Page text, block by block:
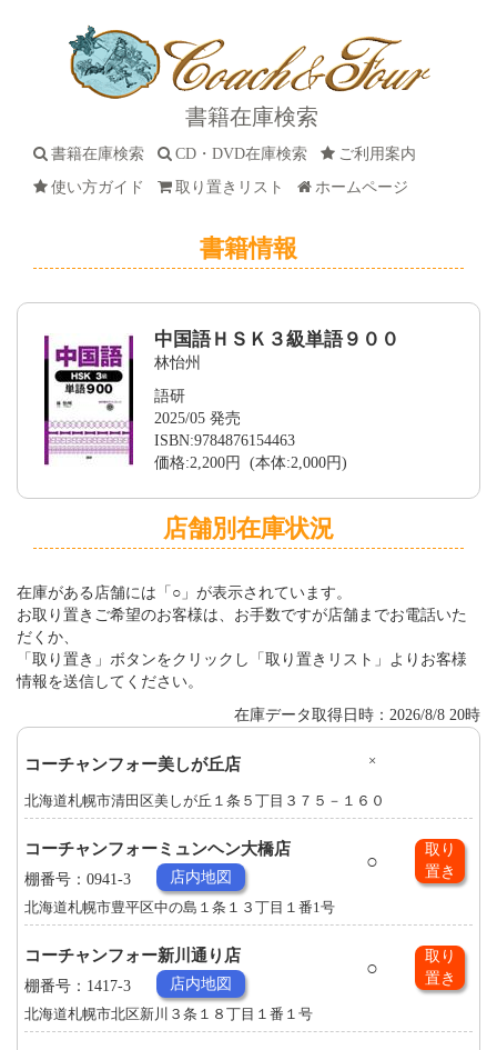
書籍在庫検索
書籍在庫検索 CD・DVD在庫検索
ご利用案内
使い方ガイド
取り置きリスト ホームページ
書籍情報
中国語ＨＳＫ３級単語９００
林怡州
語研
2025/05 発売
ISBN:9784876154463
価格:2,200円 (本体:2,000円)
店舗別在庫状況
在庫がある店舗には「○」が表示されています。
お取り置きご希望のお客様は、お手数ですが店舗までお電話いた
だくか、
「取り置き」ボタンをクリックし「取り置きリスト」よりお客様
情報を送信してください。
在庫データ取得日時：2026/8/8 20時
コーチャンフォー美しが丘店 ×
北海道札幌市清田区美しが丘１条５丁目３７５－１６０
コーチャンフォーミュンヘン大橋店
○
取り
置き
棚番号：0941-3 店内地図
北海道札幌市豊平区中の島１条１３丁目１番1号
コーチャンフォー新川通り店
○
取り
置き
棚番号：1417-3 店内地図
北海道札幌市北区新川３条１８丁目１番１号